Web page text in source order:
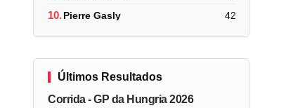
10.Pierre Gasly 42
Últimos Resultados
Corrida - GP da Hungria 2026